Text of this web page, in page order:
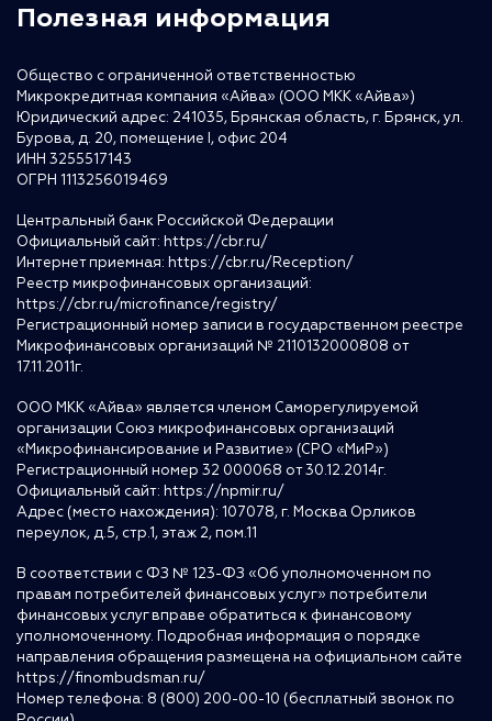
Полезная информация
Общество с ограниченной ответственностью
Микрокредитная компания «Айва» (ООО МКК «Айва»)
Юридический адрес: 241035, Брянская область, г. Брянск, ул.
Бурова, д. 20, помещение I, офис 204
ИНН 3255517143
ОГРН 1113256019469
Центральный банк Российской Федерации
Официальный сайт: https://cbr.ru/
Интернет приемная: https://cbr.ru/Reception/
Реестр микрофинансовых организаций:
https://cbr.ru/microfinance/registry/
Регистрационный номер записи в государственном реестре
Микрофинансовых организаций № 2110132000808 от
17.11.2011г.
ООО МКК «Айва» является членом Саморегулируемой
организации Союз микрофинансовых организаций
«Микрофинансирование и Развитие» (СРО «МиР»)
Регистрационный номер 32 000068 от 30.12.2014г.
Официальный сайт: https://npmir.ru/
Адрес (место нахождения): 107078, г. Москва Орликов
переулок, д.5, стр.1, этаж 2, пом.11
В соответствии с ФЗ № 123-ФЗ «Об уполномоченном по
правам потребителей финансовых услуг» потребители
финансовых услуг вправе обратиться к финансовому
уполномоченному. Подробная информация о порядке
направления обращения размещена на официальном сайте
https://finombudsman.ru/
Номер телефона: 8 (800) 200-00-10 (бесплатный звонок по